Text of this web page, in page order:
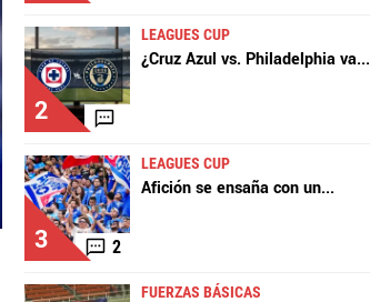
2
LEAGUES CUP
¿Cruz Azul vs. Philadelphia va...
3 2
LEAGUES CUP
Afición se ensaña con un...
FUERZAS BÁSICAS